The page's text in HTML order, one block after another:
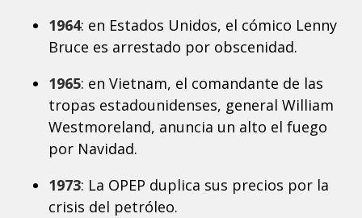
1964: en Estados Unidos, el cómico Lenny
Bruce es arrestado por obscenidad.
1965: en Vietnam, el comandante de las
tropas estadounidenses, general William
Westmoreland, anuncia un alto el fuego
por Navidad.
1973: La OPEP duplica sus precios por la
crisis del petróleo.